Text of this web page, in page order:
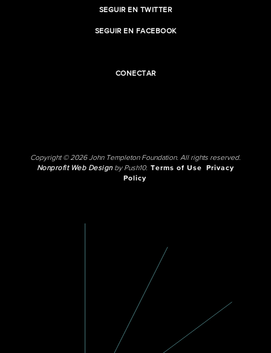
SEGUIR EN TWITTER
SEGUIR EN FACEBOOK
CONECTAR
Copyright © 2026 John Templeton Foundation. All rights reserved.
Nonprofit Web Designby Push10. Terms of Use
Privacy
Policy